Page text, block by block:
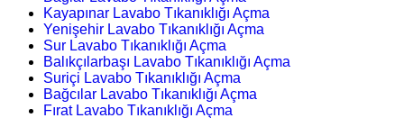
Kayapınar Lavabo Tıkanıklığı Açma
Yenişehir Lavabo Tıkanıklığı Açma
Sur Lavabo Tıkanıklığı Açma
Balıkçılarbaşı Lavabo Tıkanıklığı Açma
Suriçi Lavabo Tıkanıklığı Açma
Bağcılar Lavabo Tıkanıklığı Açma
Fırat Lavabo Tıkanıklığı Açma